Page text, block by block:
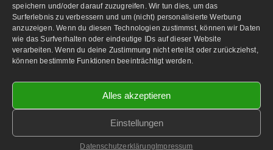
speichern und/oder darauf zuzugreifen. Wir tun dies, um das
Surferlebnis zu verbessern und um (nicht) personalisierte Werbung
anzuzeigen. Wenn du diesen Technologien zustimmst, können wir Daten
wie das Surfverhalten oder eindeutige IDs auf dieser Website
verarbeiten. Wenn du deine Zustimmung nicht erteilst oder zurückziehst,
können bestimmte Funktionen beeinträchtigt werden.
Alles akzeptieren
Einstellungen
Datenschutzerklärung Impressum
2026 KT1 Privatfernsehen - Alle Rechte vorbehalten.
Homepage & Webbetreuung DF-Media.at